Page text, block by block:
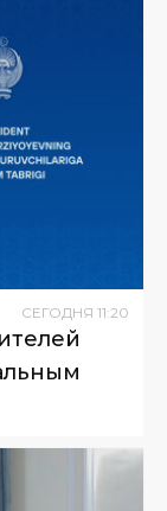
СЕГОДНЯ 11:20